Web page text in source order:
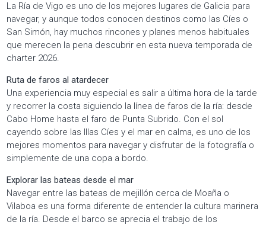
La Ría de Vigo es uno de los mejores lugares de Galicia para
navegar, y aunque todos conocen destinos como las Cíes o
San Simón, hay muchos rincones y planes menos habituales
que merecen la pena descubrir en esta nueva temporada de
charter 2026.
Ruta de faros al atardecer
Una experiencia muy especial es salir a última hora de la tarde
y recorrer la costa siguiendo la línea de faros de la ría: desde
Cabo Home hasta el faro de Punta Subrido. Con el sol
cayendo sobre las Illas Cíes y el mar en calma, es uno de los
mejores momentos para navegar y disfrutar de la fotografía o
simplemente de una copa a bordo.
Explorar las bateas desde el mar
Navegar entre las bateas de mejillón cerca de Moaña o
Vilaboa es una forma diferente de entender la cultura marinera
de la ría. Desde el barco se aprecia el trabajo de los